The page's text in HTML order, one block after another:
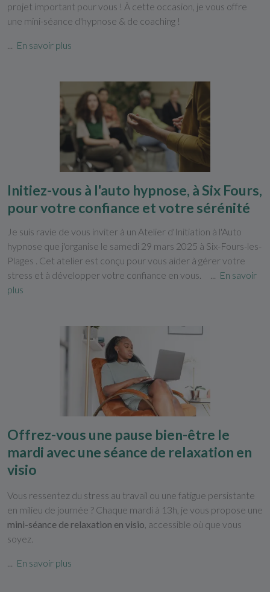
projet important pour vous ! À cette occasion, je vous offre
une mini-séance d'hypnose & de coaching !
En savoir plus
Initiez-vous à l'auto hypnose, à Six Fours,
pour votre confiance et votre sérénité
Je suis ravie de vous inviter à un Atelier d'Initiation à l'Auto
hypnose que j'organise le samedi 29 mars 2025 à Six-Fours-les-
Plages . Cet atelier est conçu pour vous aider à gérer votre
stress et à développer votre confiance en vous. ...
En savoir
plus
Offrez-vous une pause bien-être le
mardi avec une séance de relaxation en
visio
Vous ressentez du stress au travail ou une fatigue persistante
en milieu de journée ? Chaque mardi à 13h, je vous propose une
mini-séance de relaxation en visio , accessible où que vous
soyez.
En savoir plus